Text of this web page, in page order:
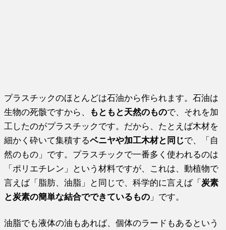
プラスチックのほとんどは石油から作られます。石油は
生物の死骸ですから、
もともと天然のもので、それを加
工したのがプラスチックです。だから、たとえば木材を
細かく砕いて集積するベニヤや加工木材と同じで、「自
然のもの」です。プラスチックで一番多く使われるのは
「ポリエチレン」という材料ですが、これは、動植物で
言えば「脂肪、油脂」と同じで、科学的に言えば「炭素
と炭素の簡単な結合でできているもの 」です。
油脂でも液体の油もあれば、個体のラードもあるという